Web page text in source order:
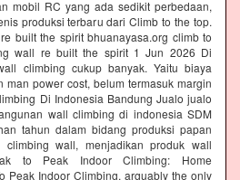
mobil RC yang ada sedikit perbedaan,
produksi terbaru dari Climb to the top.
built the spirit bhuanayasa.org climb to
wall re built the spirit 1 Jun 2026 Di
climbing cukup banyak. Yaitu biaya
man power cost, belum termasuk margin
Di Indonesia Bandung Jualo jualo
wall climbing di indonesia SDM
tahun dalam bidang produksi papan
wall, menjadikan produk wall
to Peak Indoor Climbing: Home
Peak Indoor Climbing, arguably the only